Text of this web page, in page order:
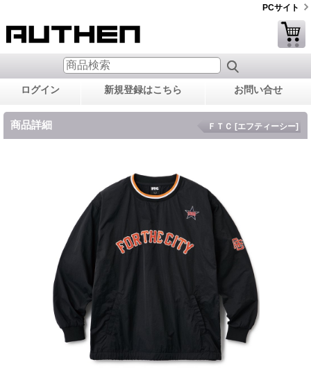
PCサイト
ログイン 新規登録はこちら お問い合せ
商品詳細 ＦＴＣ [エフティーシー]